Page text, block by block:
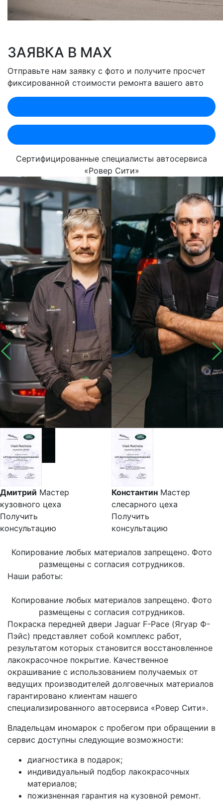
ЗАЯВКА В MAX
Отправьте нам заявку с фото и получите просчет
фиксированной стоимости ремонта вашего авто
Сертифицированные специалисты автосервиса
«Ровер Сити»
Дмитрий Мастер
кузовного цеха
Получить
консультацию
Константин Мастер
слесарного цеха
Получить
консультацию
Копирование любых материалов запрещено. Фото
размещены с согласия сотрудников.
Наши работы:
Копирование любых материалов запрещено. Фото
размещены с согласия сотрудников.
Покраска передней двери Jaguar F-Pace (Ягуар Ф-
Пэйс) представляет собой комплекс работ,
результатом которых становится восстановленное
лакокрасочное покрытие. Качественное
окрашивание с использованием получаемых от
ведущих производителей долговечных материалов
гарантировано клиентам нашего
специализированного автосервиса «Ровер Сити».
Владельцам иномарок с пробегом при обращении в
сервис доступны следующие возможности:
диагностика в подарок;
индивидуальный подбор лакокрасочных
материалов;
пожизненная гарантия на кузовной ремонт.